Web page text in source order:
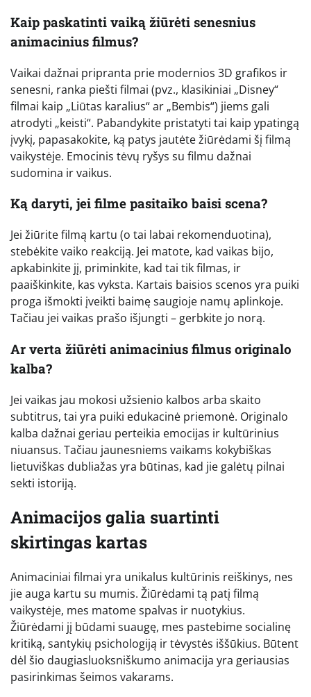
Kaip paskatinti vaiką žiūrėti senesnius
animacinius filmus?
Vaikai dažnai pripranta prie modernios 3D grafikos ir
senesni, ranka piešti filmai (pvz., klasikiniai „Disney“
filmai kaip „Liūtas karalius“ ar „Bembis“) jiems gali
atrodyti „keisti“. Pabandykite pristatyti tai kaip ypatingą
įvykį, papasakokite, ką patys jautėte žiūrėdami šį filmą
vaikystėje. Emocinis tėvų ryšys su filmu dažnai
sudomina ir vaikus.
Ką daryti, jei filme pasitaiko baisi scena?
Jei žiūrite filmą kartu (o tai labai rekomenduotina),
stebėkite vaiko reakciją. Jei matote, kad vaikas bijo,
apkabinkite jį, priminkite, kad tai tik filmas, ir
paaiškinkite, kas vyksta. Kartais baisios scenos yra puiki
proga išmokti įveikti baimę saugioje namų aplinkoje.
Tačiau jei vaikas prašo išjungti – gerbkite jo norą.
Ar verta žiūrėti animacinius filmus originalo
kalba?
Jei vaikas jau mokosi užsienio kalbos arba skaito
subtitrus, tai yra puiki edukacinė priemonė. Originalo
kalba dažnai geriau perteikia emocijas ir kultūrinius
niuansus. Tačiau jaunesniems vaikams kokybiškas
lietuviškas dubliažas yra būtinas, kad jie galėtų pilnai
sekti istoriją.
Animacijos galia suartinti
skirtingas kartas
Animaciniai filmai yra unikalus kultūrinis reiškinys, nes
jie auga kartu su mumis. Žiūrėdami tą patį filmą
vaikystėje, mes matome spalvas ir nuotykius.
Žiūrėdami jį būdami suaugę, mes pastebime socialinę
kritiką, santykių psichologiją ir tėvystės iššūkius. Būtent
dėl šio daugiasluoksniškumo animacija yra geriausias
pasirinkimas šeimos vakarams.